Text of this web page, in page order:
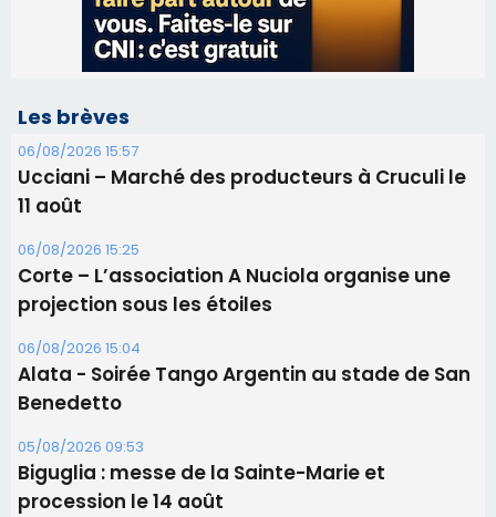
Les brèves
06/08/2026 15:57
Ucciani – Marché des producteurs à Cruculi le
11 août
06/08/2026 15:25
Corte – L’association A Nuciola organise une
projection sous les étoiles
06/08/2026 15:04
Alata - Soirée Tango Argentin au stade de San
Benedetto
05/08/2026 09:53
Biguglia : messe de la Sainte-Marie et
procession le 14 août